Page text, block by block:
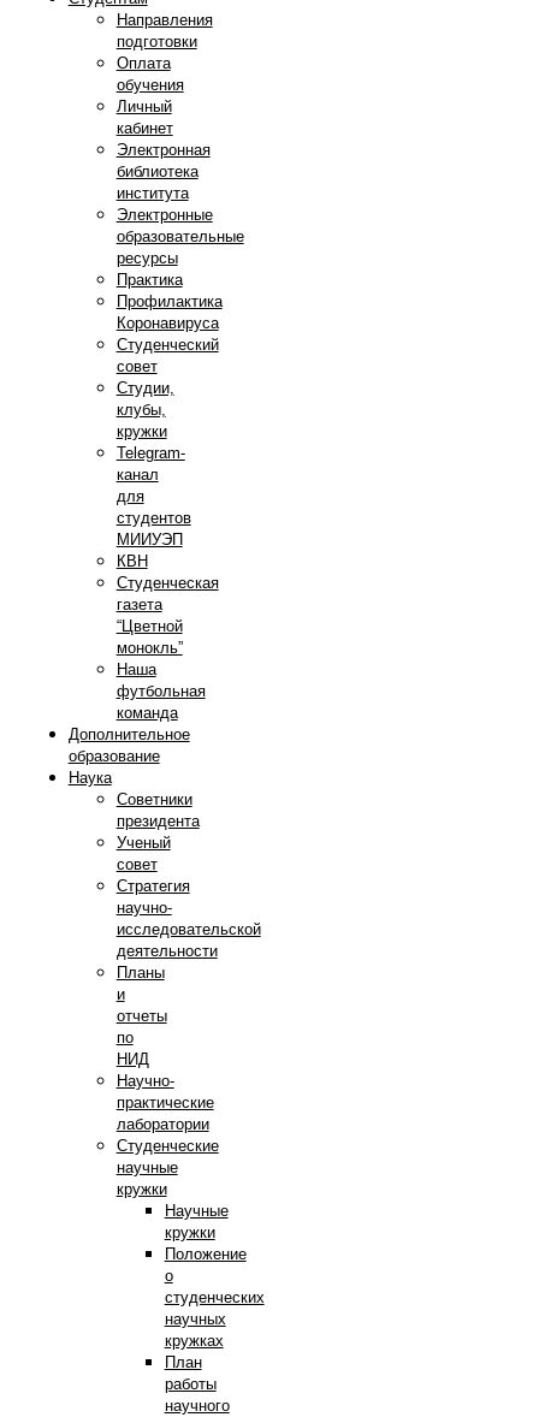
Направления
подготовки
Оплата
обучения
Личный
кабинет
Электронная
библиотека
института
Электронные
образовательные
ресурсы
Практика
Профилактика
Коронавируса
Студенческий
совет
Студии,
клубы,
кружки
Telegram-
канал
для
студентов
МИИУЭП
КВН
Студенческая
газета
“Цветной
монокль”
Наша
футбольная
команда
Дополнительное
образование
Наука
Советники
президента
Ученый
совет
Стратегия
научно-
исследовательской
деятельности
Планы
и
отчеты
по
НИД
Научно-
практические
лаборатории
Студенческие
научные
кружки
Научные
кружки
Положение
о
студенческих
научных
кружках
План
работы
научного